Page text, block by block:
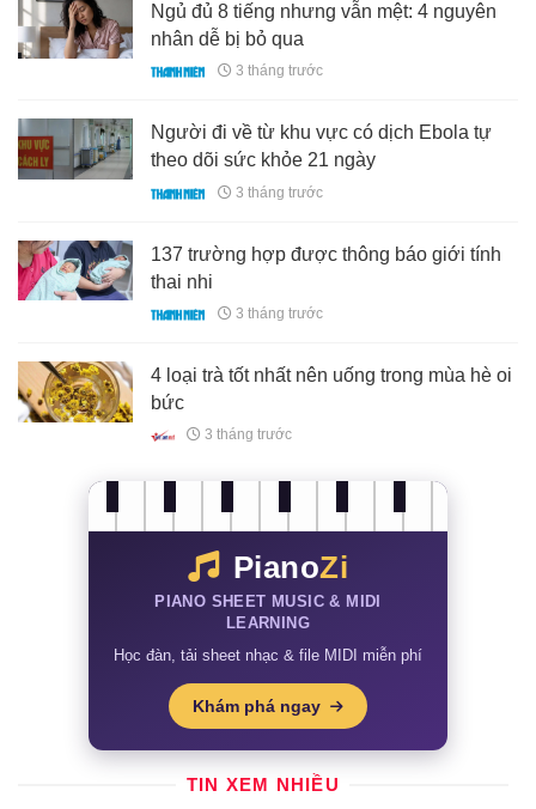
Ngủ đủ 8 tiếng nhưng vẫn mệt: 4 nguyên
nhân dễ bị bỏ qua
3 tháng trước
Người đi về từ khu vực có dịch Ebola tự
theo dõi sức khỏe 21 ngày
3 tháng trước
137 trường hợp được thông báo giới tính
thai nhi
3 tháng trước
4 loại trà tốt nhất nên uống trong mùa hè oi
bức
3 tháng trước
PianoZi
PIANO SHEET MUSIC & MIDI
LEARNING
Học đàn, tải sheet nhạc & file MIDI miễn phí
Khám phá ngay
TIN XEM NHIỀU